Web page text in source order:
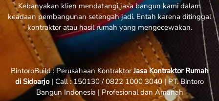
Kebanyakan klien mendatangi jasa bangun kami dalam
keadaan pembangunan setengah jadi. Entah karena ditinggal
kontraktor atau hasil rumah yang mengecewakan.
BintoroBuild : Perusahaan KontraktorJasa Kontraktor Rumah
di Sidoarjo | Call : 150130 / 0822 1000 3040 | PT. Bintoro
Bangun Indonesia | Profesional dan Amanah